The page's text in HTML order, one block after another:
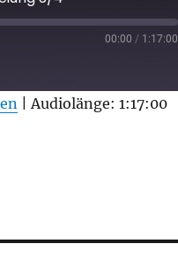
00:00 / 1:17:00
|Audiolänge: 1:17:00